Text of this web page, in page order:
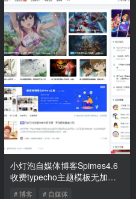
小灯泡自媒体博客Spimes4.6
收费typecho主题模板无加密
无授权源码
# 博客 # 自媒体